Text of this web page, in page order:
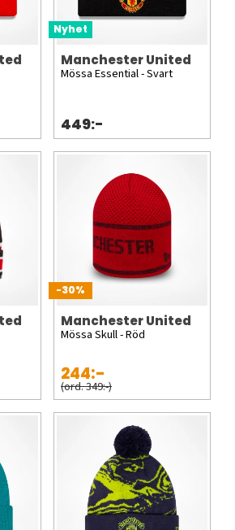
Nyhet
Manchester United
Mössa Essential - Svart
449:-
-30%
Manchester United
Mössa Skull - Röd
244:-
(ord. 349:-)